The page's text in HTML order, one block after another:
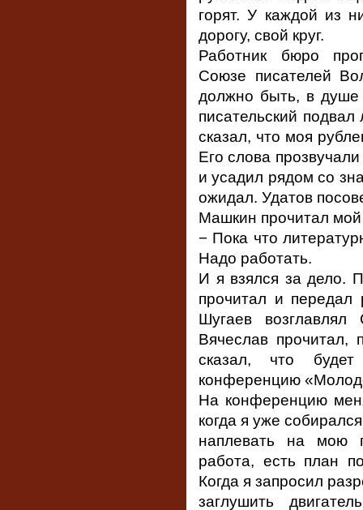
горят. У каждой из
дорогу, свой круг.
Работник бюро
Союзе писателей
должно быть, в душе
писательский
сказал, что моя
Его слова
и усадил рядом со
ожидал. Удатов
Машкин прочитал мой
− Пока что
Надо работать.
И я взялся за дело.
прочитал и передал
Шугаев
Вячеслав прочитал,
сказал, что
конференцию
На конференцию
когда я уже
наплевать на мою
работа, есть план
Когда я запросил
заглушить